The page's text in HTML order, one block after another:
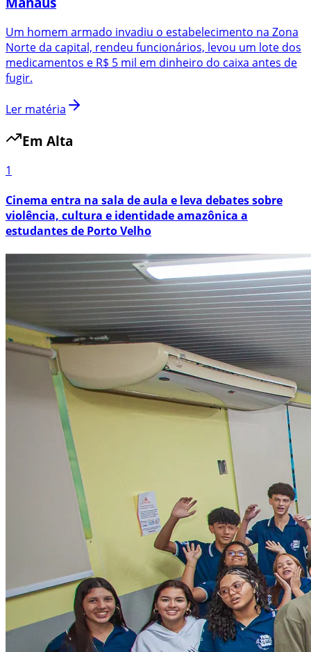
Um homem armado invadiu o estabelecimento na Zona
Norte da capital, rendeu funcionários, levou um lote dos
medicamentos e R$ 5 mil em dinheiro do caixa antes de
fugir.
Ler matéria
Em Alta
1
Cinema entra na sala de aula e leva debates sobre
violência, cultura e identidade amazônica a
estudantes de Porto Velho